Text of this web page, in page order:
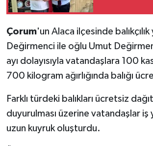
Çorum'un Alaca ilçesinde
Değirmenci ile oğlu Umut
ayı dolayısıyla vatandaşlara 100
700 kilogram ağırlığında balığı
Farklı türdeki balıkları ücretsiz
duyurulması üzerine vatandaşlar iş
uzun kuyruk oluşturdu.